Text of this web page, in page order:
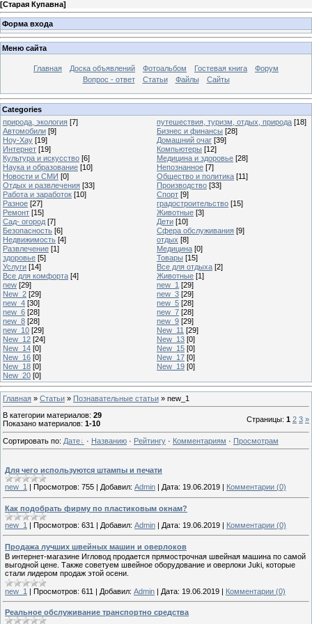
[Старая Купавна]
Форма входа
Меню сайта
Главная Доска объявлений Фотоальбом Гостевая книга
Форум
Вопрос - ответ
Статьи Файлы Сайты
Categories
природа, экология [7] путешествия, туризм, отдых, природа [18]
Автомобили [9] Бизнес и финансы [28]
Ноу-Хау [19] Домашний очаг [39]
Интернет [19] Компьютеры [12]
Культура и искусство [6] Медицина и здоровье [28]
Наука и образование [10] Непознанное [7]
Новости и СМИ [0] Общество и политика [11]
Отдых и развлечения [33] Производство [33]
Работа и заработок [10] Спорт [9]
Разное [27] градостроительство [15]
Ремонт [15] Животные [3]
Сад- огород [7] Дети [10]
Безопасность [6] Сфера обслуживания [9]
Недвижимость [4] отдых [8]
Развлечение [1] Медицина [0]
здоровье [5] Товары [15]
Услуги [14] Все для отдыха [2]
Все для комфорта [4] Животные [1]
new [29] new_1 [29]
New_2 [29] new_3 [29]
new_4 [30] new_5 [28]
new_6 [28] new_7 [28]
new_8 [28] new_9 [29]
new_10 [29] New_11 [29]
New_12 [24] New_13 [0]
New_14 [0] New_15 [0]
New_16 [0] New_17 [0]
New_18 [0] New_19 [0]
New_20 [0]
Главная » Статьи » Познавательные статьи » new_1
В категории материалов: 29
Показано материалов: 1-10 Страницы: 1 2 3 »
Сортировать по: Дате · Названию · Рейтингу · Комментариям · Просмотрам
Для чего используются штампы и печати
new_1
Просмотров: 755 Добавил: Admin Дата: 19.06.2019 Комментарии (0)
Как подобрать фирму по пластиковым окнам?
new_1 | Просмотров: 631 | Добавил: Admin | Дата: 19.06.2019 | Комментарии (0)
Продажа лучших швейных машин и оверлоков
В интернет-магазине Игловод продается прямострочная швейная машина по самой
выгодной цене. Также советуем швейное оборудование и оверлоки Juki, которые
стали лидером продаж этой осени.
new_1 | Просмотров: 611 | Добавил: Admin | Дата: 19.06.2019 | Комментарии (0)
Реальное обслуживание транспортно средства